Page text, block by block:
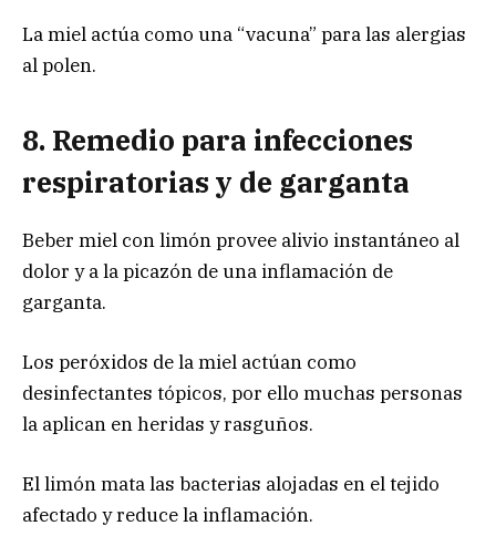
La miel actúa como una “vacuna” para las alergias
al polen.
8. Remedio para infecciones
respiratorias y de garganta
Beber miel con limón provee alivio instantáneo al
dolor y a la picazón de una inflamación de
garganta.
Los peróxidos de la miel actúan como
desinfectantes tópicos, por ello muchas personas
la aplican en heridas y rasguños.
El limón mata las bacterias alojadas en el tejido
afectado y reduce la inflamación.